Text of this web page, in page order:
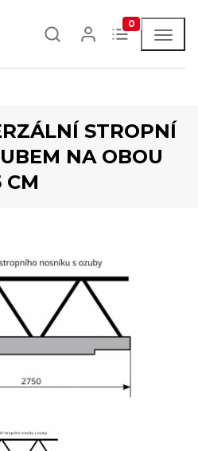
0
STROPNÍ
NA OBOU
CM